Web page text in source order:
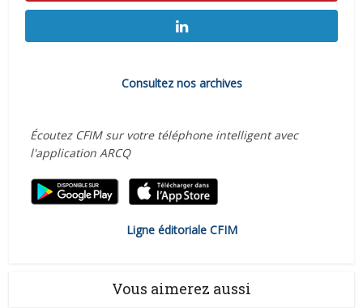
Consultez nos archives
Écoutez CFIM sur votre téléphone intelligent avec
l'application ARCQ
Ligne éditoriale CFIM
Vous aimerez aussi